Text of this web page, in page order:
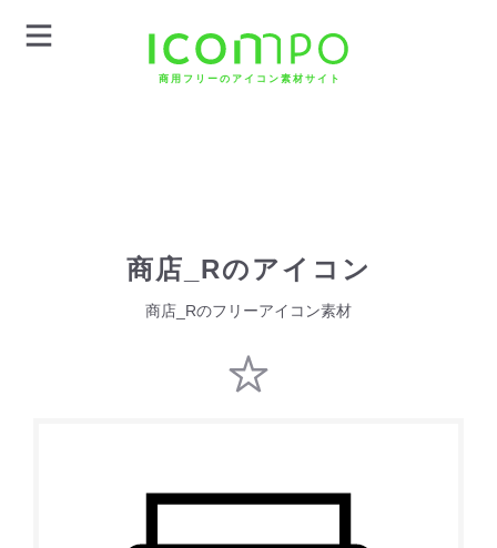
商用フリーのアイコン素材サイト
商店_Rのアイコン
商店_Rのフリーアイコン素材